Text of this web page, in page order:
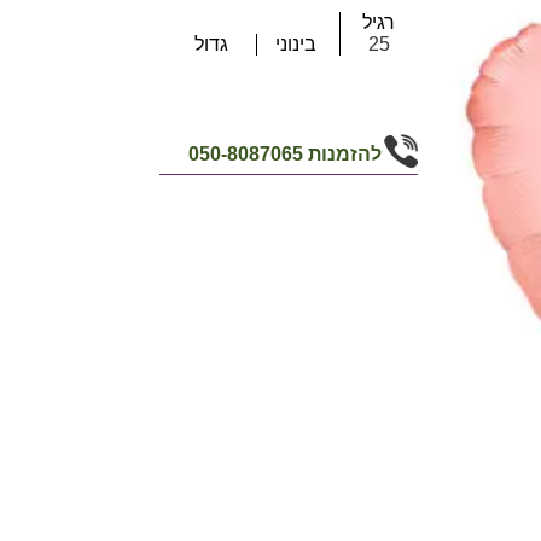
רגיל
25
בינוני גדול
להזמנות050-8087065